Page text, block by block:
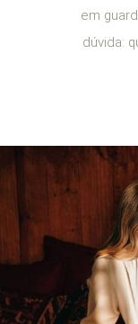
em
dúvida: